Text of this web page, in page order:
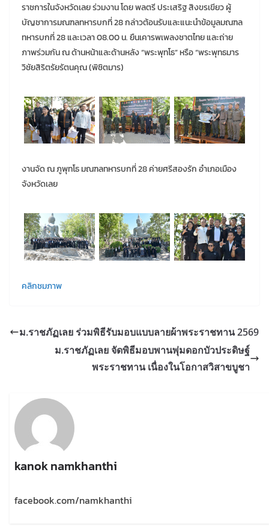
ราชการในจังหวัดเลย ร่วมงาน โดย พลตรี ประเสริฐ สิงขรเขียว ผู้
บัญชาการมณฑลทหารบกที่ 28 กล่าวต้อนรับและแนะนำข้อมูลมณฑล
ทหารบกที่ 28 และเวลา 08.00 น. ยืนเคารพเพลงชาตไทย และถ่าย
ภาพร่วมกัน ณ ด้านหน้าและด้านหลัง “พระพุทโธ” หรือ “พระพุทธมาร
วิชัยสิริตรัยรัตนคุณ (พิชิตมาร)
งานจัด ณ ภูพุทโธ มณฑลทหารบกที่ 28 ค่ายศรีสองรัก อำเภอเมือง
จังหวัดเลย
คลิกชมภาพ
ม.ราชภัฏเลย ร่วมพิธีรับมอบแบบลายผ้าพระราชทาน 2569
ม.ราชภัฏเลย จัดพิธีมอบพานพุ่มดอกบัวประดิษฐ์
พระราชทาน เนื่องในโอกาสวิสาขบูชา
kanok namkhanthi
facebook.com/namkhanthi